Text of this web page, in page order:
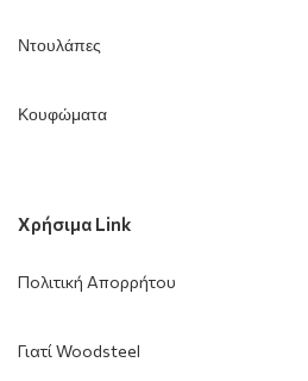
Ντουλάπες
Κουφώματα
Χρήσιμα Link
Πολιτική Απορρήτου
Γιατί Woodsteel